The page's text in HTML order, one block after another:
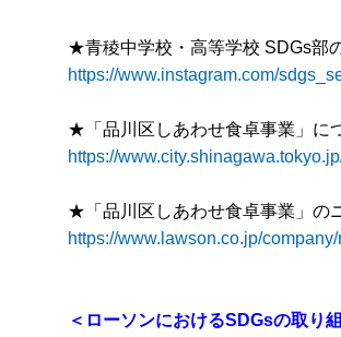
★青稜中学校・高等学校 SDGs部
https://www.instagram.com/
★「品川区しあわせ食卓事業」に
https://
★「品川区しあわせ食卓事業」の
https://www.lawson.co.jp/
＜ローソンにおけるSDGsの取り